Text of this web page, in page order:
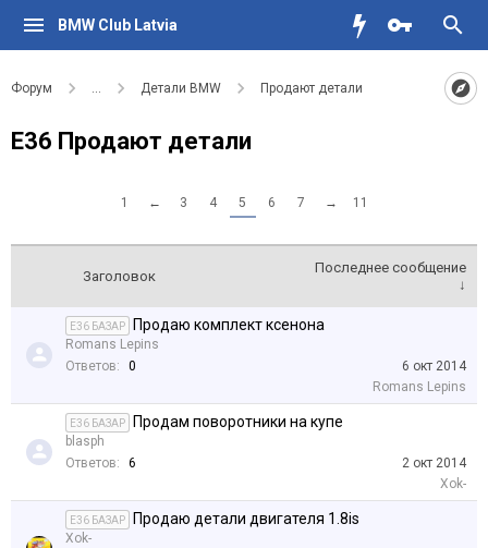
BMW Club Latvia
Форум ... Детали BMW Продают детали
Е36 Продают детали
1 ← 3 4 5 6 7 → 11
Заголовок
Последнее сообщение
↓
E36 БАЗАР Продаю комплект ксенона
Romans Lepins
Ответов:
0
6 окт 2014
Romans Lepins
E36 БАЗАР Продам поворотники на купе
blasph
Ответов:
6
2 окт 2014
Xok-
E36 БАЗАР Продаю детали двигателя 1.8is
Xok-